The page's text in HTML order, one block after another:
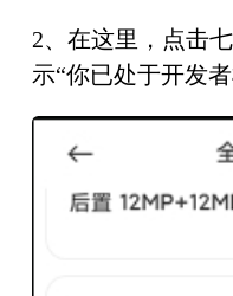
2、在这里，点击
示“你已处于开发者